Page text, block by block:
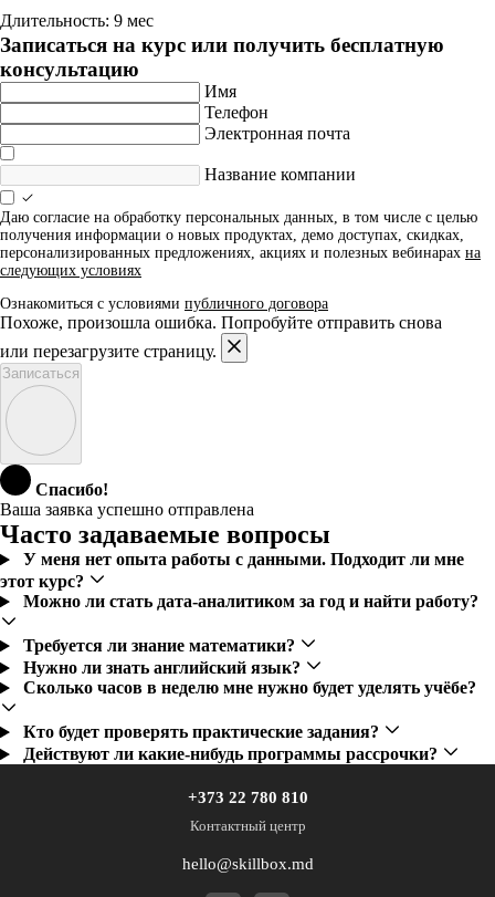
Длительность: 9 мес
Записаться на курс или получить бесплатную
консультацию
Имя
Телефон
Электронная почта
Название компании
Даю согласие на обработку персональных данных, в том числе с целью
получения информации о новых продуктах, демо доступах, скидках,
персонализированных предложениях, акциях и полезных вебинарах на
следующих условиях
Ознакомиться с условиями публичного договора
Похоже, произошла ошибка. Попробуйте отправить снова
или перезагрузите страницу.
Записаться
Спасибо!
Ваша заявка успешно отправлена
Часто задаваемые вопросы
У меня нет опыта работы с данными. Подходит ли мне
этот курс?
Можно ли стать дата-аналитиком за год и найти работу?
Требуется ли знание математики?
Нужно ли знать английский язык?
Сколько часов в неделю мне нужно будет уделять учёбе?
Кто будет проверять практические задания?
Действуют ли какие-нибудь программы рассрочки?
+373 22 780 810
Контактный центр
hello@skillbox.md